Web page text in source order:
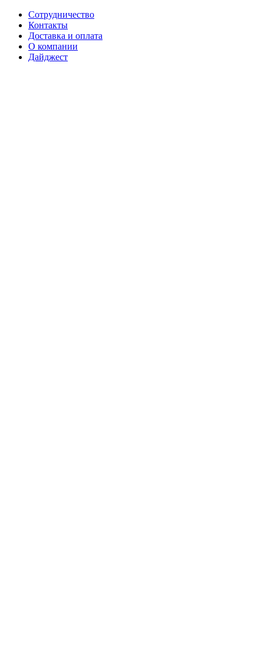
Сотрудничество
Контакты
Доставка и оплата
О компании
Дайджест